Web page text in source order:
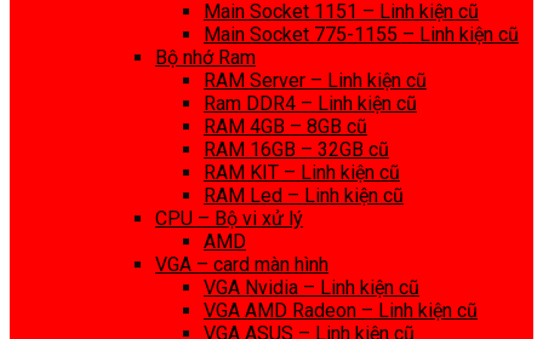
Main Socket 1151 – Linh kiện cũ
Main Socket 775-1155 – Linh kiện cũ
Bộ nhớ Ram
RAM Server – Linh kiện cũ
Ram DDR4 – Linh kiện cũ
RAM 4GB – 8GB cũ
RAM 16GB – 32GB cũ
RAM KIT – Linh kiện cũ
RAM Led – Linh kiện cũ
CPU – Bộ vi xử lý
AMD
VGA – card màn hình
VGA Nvidia – Linh kiện cũ
VGA AMD Radeon – Linh kiện cũ
VGA ASUS – Linh kiện cũ